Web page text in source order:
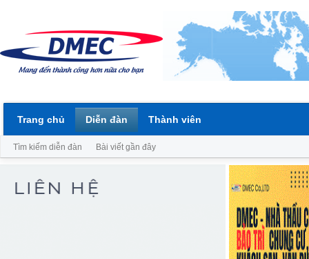
Trang chủ Diễn đàn
Tìm kiếm diễn đàn Bài viết gần đây
Thành viên